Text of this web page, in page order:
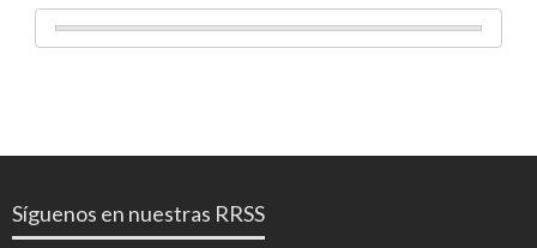
Síguenos en nuestras RRSS